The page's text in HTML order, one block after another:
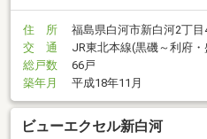
住 所
福島県白河市新白河2丁目
交 通
JR東北本線(黒磯～利府
総戸数
66戸
築年月
平成18年11月
ビューエクセル新白河